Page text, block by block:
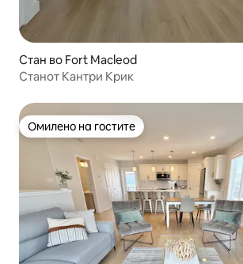
Стан во Fort Macleod
Станот Кантри Крик
Омилено на гостите
Омилено на гостите